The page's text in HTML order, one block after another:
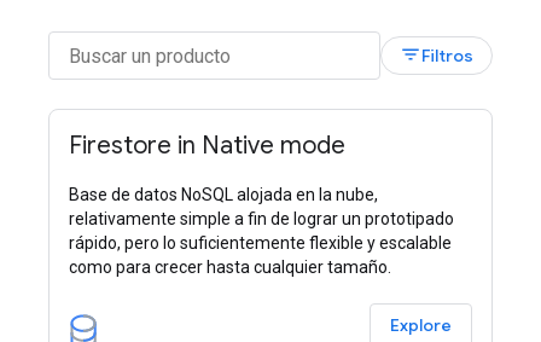
filter_listFiltros
Firestore in Native mode
Base de datos NoSQL alojada en la nube,
relativamente simple a fin de lograr un prototipado
rápido, pero lo suficientemente flexible y escalable
como para crecer hasta cualquier tamaño.
Explore